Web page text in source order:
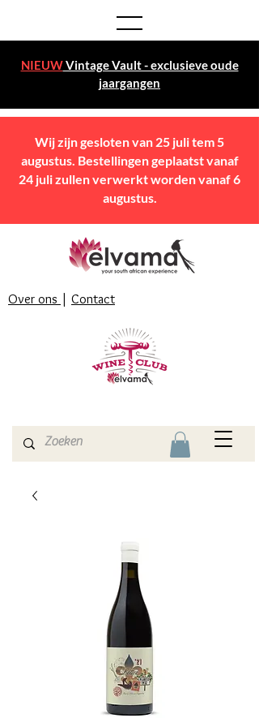
NIEUWVintage Vault - exclusieve oude
jaargangen
Over ons | Contact
Wij zijn gesloten van 25 juli tem 5
augustus. Bestellingen geplaatst vanaf
24 juli zullen verwerkt worden vanaf 6
augustus.